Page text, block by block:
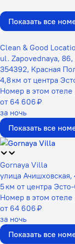
Показать все
Clean & Good
ul. Zapovednaya,
354392, Красная
4,8 км от центра
Номер в этом отеле
от 64 606 ₽
за ночь
Показать все
Gornaya Villa
улица
5 км от центра
Номер в этом отеле
от 64 606 ₽
за ночь
Показать все